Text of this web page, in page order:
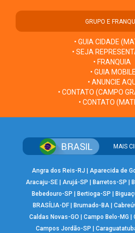
GRUPO E
• GUIA CIDADE
• SEJA
• FRANQUIA
• GUIA MOBILE
• ANUNCIE
• CONTATO (CAMPO
• CONTATO
MAIS
Angra dos Reis-RJ Aparecida de
Aracaju-SE |Arujá-SP Barretos-SP
Bebedouro-SP
Bertioga-SP
BRASÍLIA-DF| Brumado-BA|
Caldas Novas-GO
|Campo Belo-MG |
Campos Jordão-SP